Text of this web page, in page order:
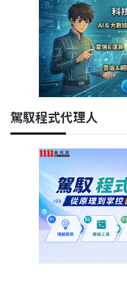
駕馭程式代理人